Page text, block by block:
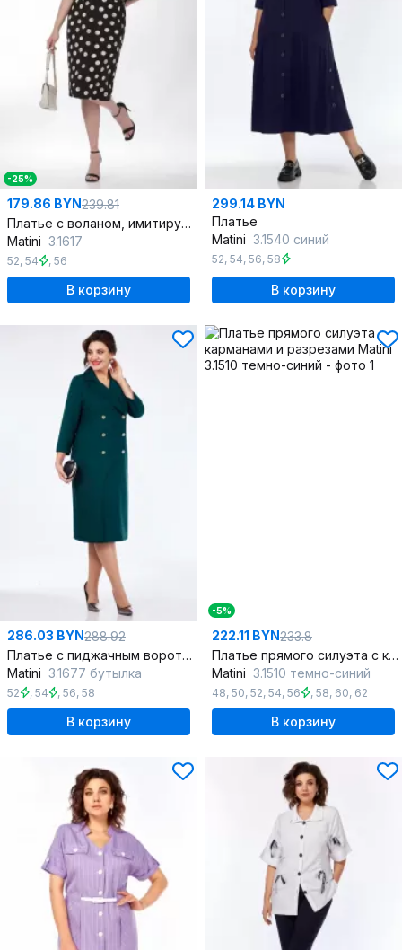
-25%
179.86 BYN239.81
Платье с воланом, имитирующим рукав-крыло из текстиля
Matini 3.1617
52, 54 , 56
В корзину
299.14 BYN
Платье
Matini 3.1540 синий
52, 54, 56, 58
В корзину
286.03 BYN288.92
Платье с пиджачным воротником и двубортной застежкой для делового образа
Matini 3.1677 бутылка
52 , 54 , 56, 58
В корзину
-5%
222.11 BYN233.8
Платье прямого силуэта с карманами и разрезами
Matini 3.1510 темно-синий
48, 50, 52, 54, 56 , 58, 60, 62
В корзину